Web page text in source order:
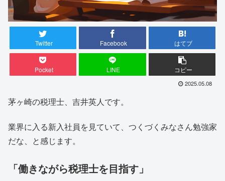
Twitter Facebook はてブ
Pocket LINE コピー
2025.05.08
茅ヶ崎の税理士、吉井英人です。
業界に入る新入社員を見ていて、つくづくみなさん勉強家
だな、と感じます。
「働きながら税理士を目指す」